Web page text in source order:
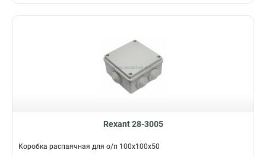
Rexant 28-3005
Коробка распаячная для о/п 100х100х50